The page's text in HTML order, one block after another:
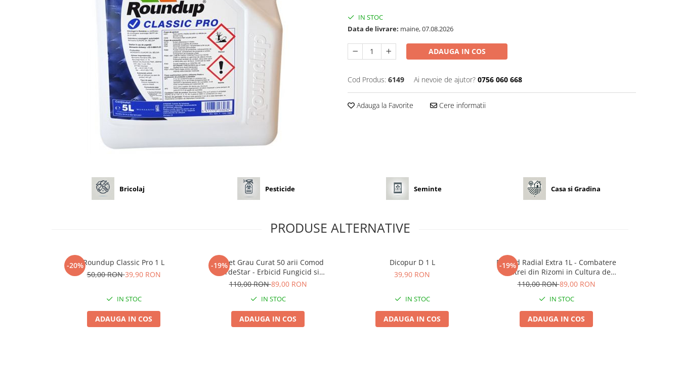
Seminte dovleac decorativ
Seminte plante aromatice
IN STOC
Data de livrare: maine, 07.08.2026
ADAUGA IN COS
Cod Produs: 6149 Ai nevoie de ajutor? 0756 060 668
Adauga la Favorite Cere informatii
Bricolaj Pesticide Seminte Casa si Gradina
PRODUSE ALTERNATIVE
-20%Roundup Classic Pro 1 L
50,00 RON39,90 RON
IN STOC
ADAUGA IN COS
-19%
Pachet Grau Curat 50 arii Comod
VerdeStar - Erbicid Fungicid si
Ingrasamant Foliar pentru Suprafete
110,00 RON89,00 RON
IN STOC
ADAUGA IN COS
Dicopur D 1 L
39,90 RON
IN STOC
ADAUGA IN COS
-19%
Erbicid Radial Extra 1L - Combatere
Costrei din Rizomi in Cultura de
Porumb
110,00 RON89,00 RON
IN STOC
ADAUGA IN COS